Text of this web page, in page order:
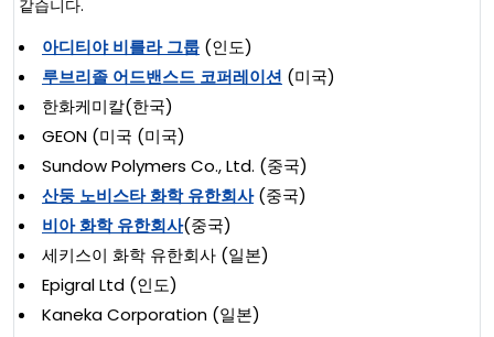
같습니다.
아디티야 비를라 그룹 (인도)
루브리졸 어드밴스드 코퍼레이션 (미국)
한화케미칼(한국)
GEON (미국 (미국)
Sundow Polymers Co., Ltd. (중국)
산둥 노비스타 화학 유한회사(중국)
비아 화학 유한회사(중국)
세키스이 화학 유한회사 (일본)
Epigral Ltd (인도)
Kaneka Corporation (일본)